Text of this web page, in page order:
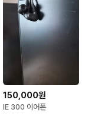
150,000원
IE 300 이어폰